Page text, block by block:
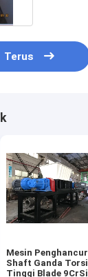
Terus
Mesin Penghancur
Shaft Ganda Torsi
Tinggi Blade 9CrSi